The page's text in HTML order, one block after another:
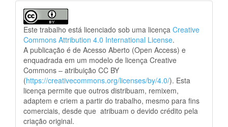
Este trabalho está licenciado sob uma licença Creative
Commons Attribution 4.0 International License.
A publicação é de Acesso Aberto (Open Access) e
enquadrada em um modelo de licença Creative
Commons – atribuição CC BY
(https://creativecommons.org/licenses/by/4.0/). Esta
licença permite que outros distribuam, remixem,
adaptem e criem a partir do trabalho, mesmo para fins
comerciais, desde que atribuam o devido crédito pela
criação original.